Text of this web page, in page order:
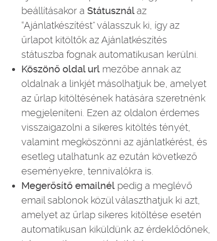
beállításakor a Státusználaz
“Ajánlatkészítést” válasszuk ki, így az
űrlapot kitöltők az Ajánlatkészítés
státuszba fognak automatikusan kerülni.
Köszönő oldal url mezőbe annak az
oldalnak a linkjét másolhatjuk be, amelyet
az űrlap kitöltésének hatására szeretnénk
megjeleníteni. Ezen az oldalon érdemes
visszaigazolni a sikeres kitöltés tényét,
valamint megköszönni az ajánlatkérést, és
esetleg utalhatunk az ezután következő
eseményekre, tennivalókra is.
Megerősítő emailnél pedig a meglévő
email sablonok közül választhatjuk ki azt,
amelyet az űrlap sikeres kitöltése esetén
automatikusan kiküldünk az érdeklődőnek,